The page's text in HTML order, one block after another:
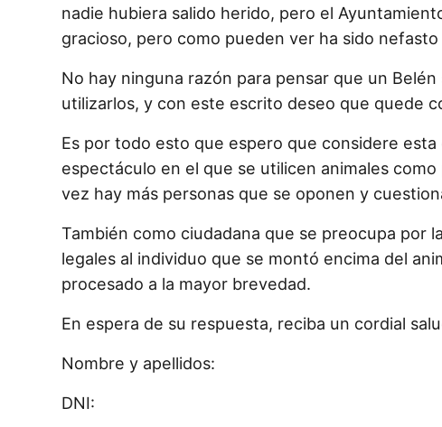
nadie hubiera salido herido, pero el
gracioso, pero como pueden ver ha sido
No hay ninguna razón para pensar que un
utilizarlos, y con este escrito deseo que quede
Es por todo esto que espero que considere
espectáculo en el que se utilicen animales
vez hay más personas que se oponen y
También como ciudadana que se preocupa por
legales al individuo que se montó encima del
procesado a la mayor brevedad.
En espera de su respuesta, reciba un cordial
Nombre y apellidos:
DNI: